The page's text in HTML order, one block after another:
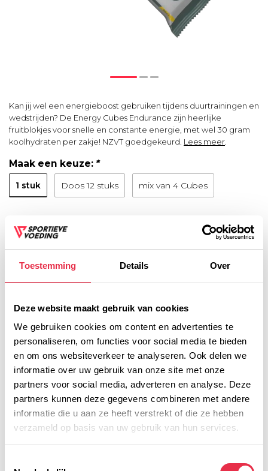
Toestemming Details Over
Deze website maakt gebruik van cookies
We gebruiken cookies om content en advertenties te
personaliseren, om functies voor social media te bieden
en om ons websiteverkeer te analyseren. Ook delen we
informatie over uw gebruik van onze site met onze
partners voor social media, adverteren en analyse. Deze
partners kunnen deze gegevens combineren met andere
informatie die u aan ze heeft verstrekt of die ze hebben
verzameld op basis van uw gebruik van hun services.
Kan jij wel een energieboost gebruiken tijdens duurtrainingen en
wedstrijden? De Energy Cubes Endurance zijn heerlijke
fruitblokjes voor snelle en constante energie, met wel 30 gram
koolhydraten per zakje! NZVT goedgekeurd. Lees meer
Maak een keuze: *
1 stuk Doos 12 stuks mix van 4 Cubes
2,25 Incl. btw Op voorraad
TOEVOEGEN AAN
WINKELWAGEN
Voor 16:00 besteld, dezelfde werkdag verzonden!
Gratis verzending vanaf € 45,- (NL)
Gratis cadeau vanaf € 75,-
Productomschrijving